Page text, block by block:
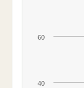
40
60